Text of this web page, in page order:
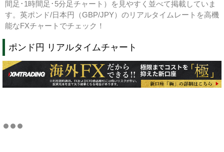
ー
間足･1時間足･5分足チャート）を見やすく並べて掲載していま
す。英ポンド/日本円（GBP/JPY）のリアルタイムレートを高機
能なFXチャートでチェック！
ポンド円 リアルタイムチャート